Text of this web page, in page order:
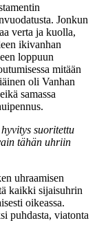
Jonkun
verta ja kuolla,
ikivanhan
loppuun
mitään
oli Vanhan
samassa
suoritettu
tähän uhriin
uhraamisen
kaikki sijaisuhrin
oikeassa.
puhdasta, viatonta